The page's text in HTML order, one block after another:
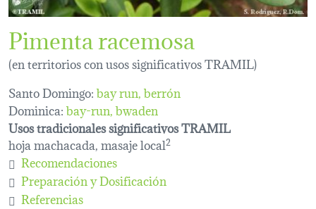
Pimenta racemosa
(en territorios con usos significativos TRAMIL)
Santo Domingo:bay run, berrón
Dominica:bay-run bwaden
Usos tradicionales significativos TRAMIL
hoja machacada, masaje local2
Recomendaciones
Preparación y Dosificación
Referencias